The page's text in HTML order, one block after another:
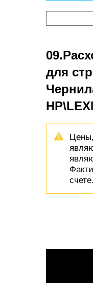
для
счете.